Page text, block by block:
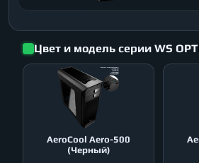
Цвет и модель серии WS
AeroСool Aero-500
(Черный)